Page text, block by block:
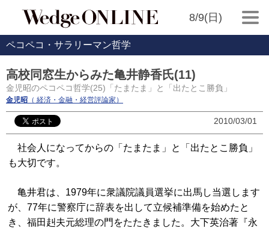
8/9(日)
ペコペコ・サラリーマン哲学
高校同窓生からみた亀井静香氏(11)
金児昭のペコペコ哲学(25)「たまたま」と「出たとこ勝負」
金児昭 （ 経済・金融・経営評論家）
2010/03/01
社会人になってからの「たまたま」と「出たとこ勝負」
も大切です。
亀井君は、1979年に衆議院議員選挙に出馬し当選します
が、77年に警察庁に辞表を出して立候補準備を始めたと
き、福田赳夫元総理の門をたたきました。大下英治著『永